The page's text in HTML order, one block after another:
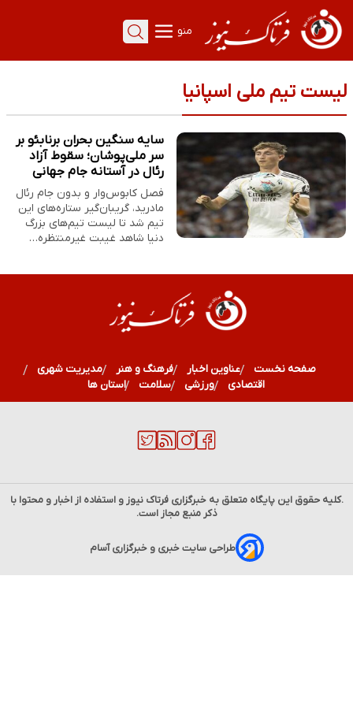
منو
لیست تیم ملی اسپانیا
سایه سنگین بحران برنابئو بر
سر ملی‌پوشان؛ سقوط آزاد
رئال در آستانه جام جهانی
فصل کابوس‌وار و بدون جام رئال
مادرید، گریبان‌گیر ستاره‌های این
تیم شد تا لیست تیم‌های بزرگ
دنیا شاهد غیبت غیرمنتظره…
صفحه نخست عناوین اخبار فرهنگ و هنر
مدیریت شهری
اقتصادی
ورزشی سلامت استان ها
.کلیه حقوق این پایگاه متعلق به خبرگزاریفرتاک نیوز و استفاده از اخبار و محتوا با
ذکر منبع مجاز است.
طراحی سایت خبری و خبرگزاری آسام